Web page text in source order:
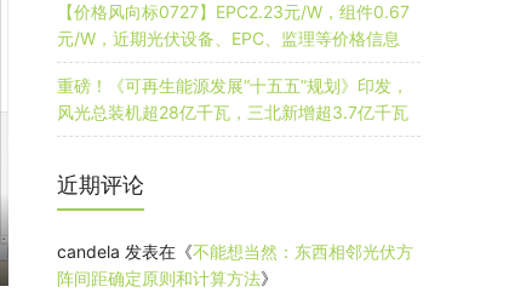
【价格风向标0727】EPC2.23元/W，组件0.67
元/W，近期光伏设备、EPC、监理等价格信息
重磅！《可再生能源发展“十五五”规划》印发，
风光总装机超28亿千瓦，三北新增超3.7亿千瓦
近期评论
candela 发表在《不能想当然：东西相邻光伏方
阵间距确定原则和计算方法》